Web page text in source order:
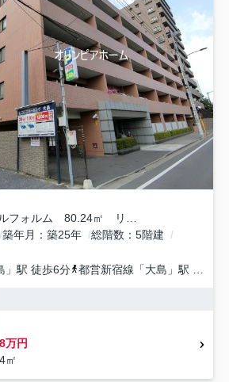
築年月 築25年 総階数
5階建
」駅 徒歩6分 都営新宿線 「大島 」駅 徒歩14分
万円
㎡